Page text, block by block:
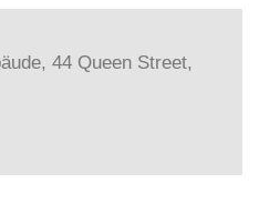
44 Queen Street,